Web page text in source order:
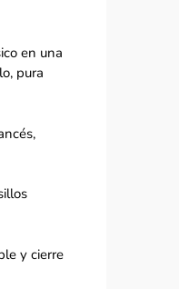
en una
pura
y cierre